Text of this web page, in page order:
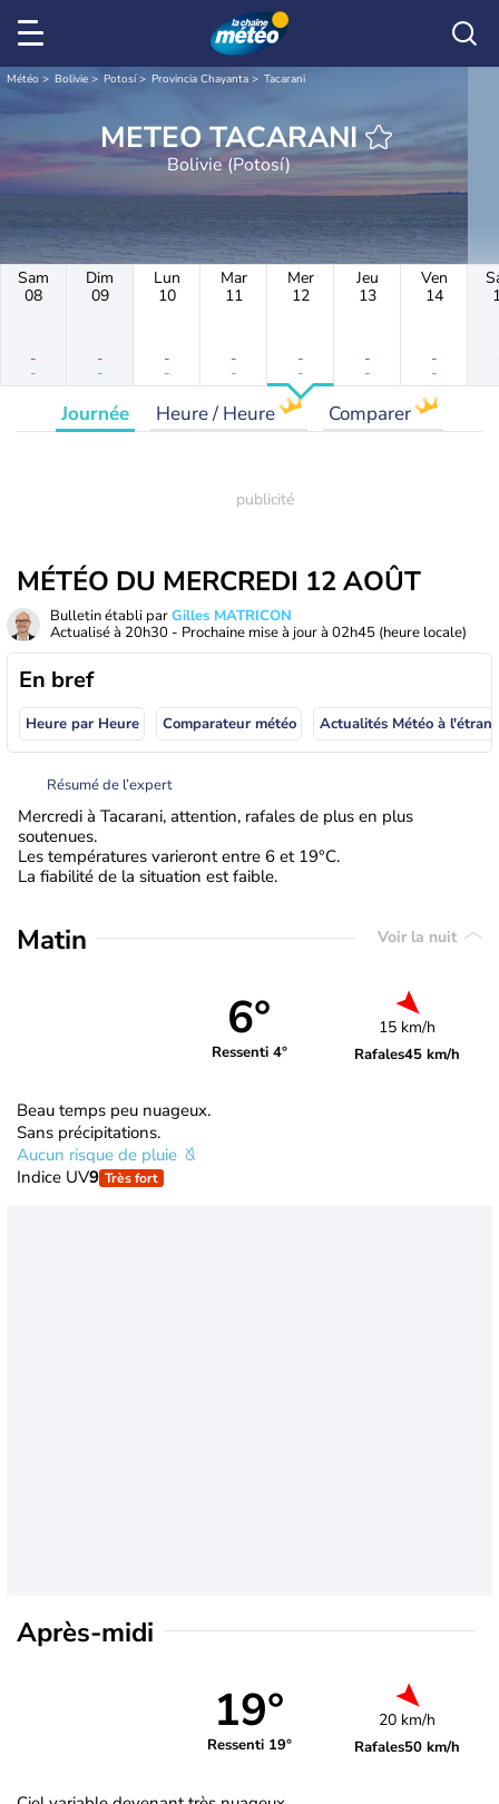
Météo Bolivie Potosí Provincia Chayanta Tacarani
METEO TACARANI
Bolivie (Potosí)
Sam
08
-
-
Dim
09
-
-
Lun
10
-
-
Mar
11
-
-
Mer
12
-
-
Jeu
13
-
-
Ven
14
-
-
Journée Heure / Heure Comparer
MÉTÉO DU MERCREDI 12 AOÛT
Bulletin établi parGilles MATRICON
Actualisé à 20h30 - Prochaine mise à jour à 02h45 (heure locale)
En bref
Heure par Heure Comparateur météo
Résumé de l’expert
Mercredi à Tacarani, attention, rafales de plus en plus
soutenues.
Les températures varieront entre 6 et 19°C.
La fiabilité de la situation est faible.
Matin Voir la nuit
6°
Ressenti 4°
15 km/h
Rafales45 km/h
Beau temps peu nuageux.
Sans précipitations.
Aucun risque de pluie
Indice UV9 Très fort
Après-midi
19°
Ressenti 19°
20 km/h
Rafales50 km/h